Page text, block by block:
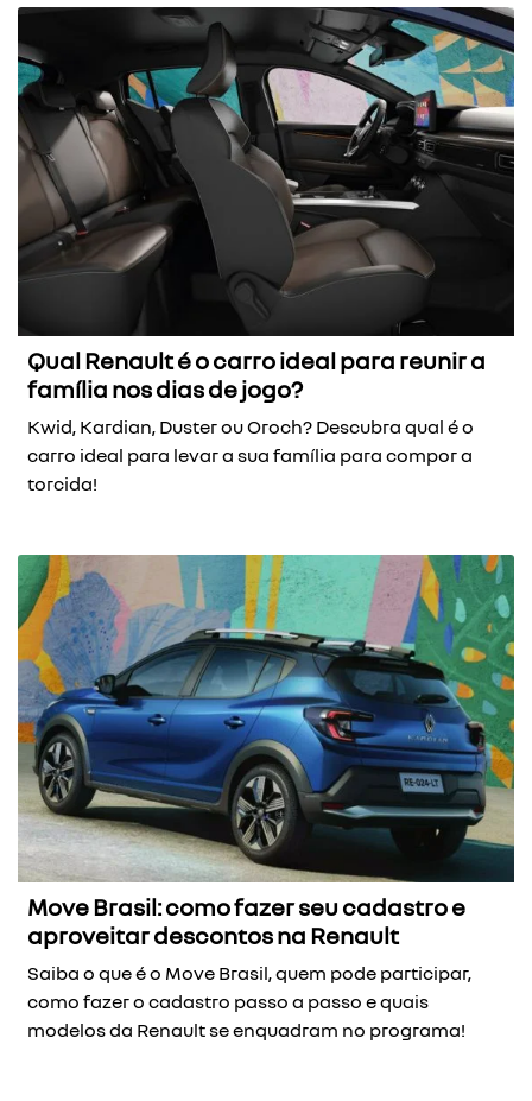
Qual Renault é o carro ideal para reunir a
família nos dias de jogo?
Kwid, Kardian, Duster ou Oroch? Descubra qual é o
carro ideal para levar a sua família para compor a
torcida!
Move Brasil: como fazer seu cadastro e
aproveitar descontos na Renault
Saiba o que é o Move Brasil, quem pode participar,
como fazer o cadastro passo a passo e quais
modelos da Renault se enquadram no programa!